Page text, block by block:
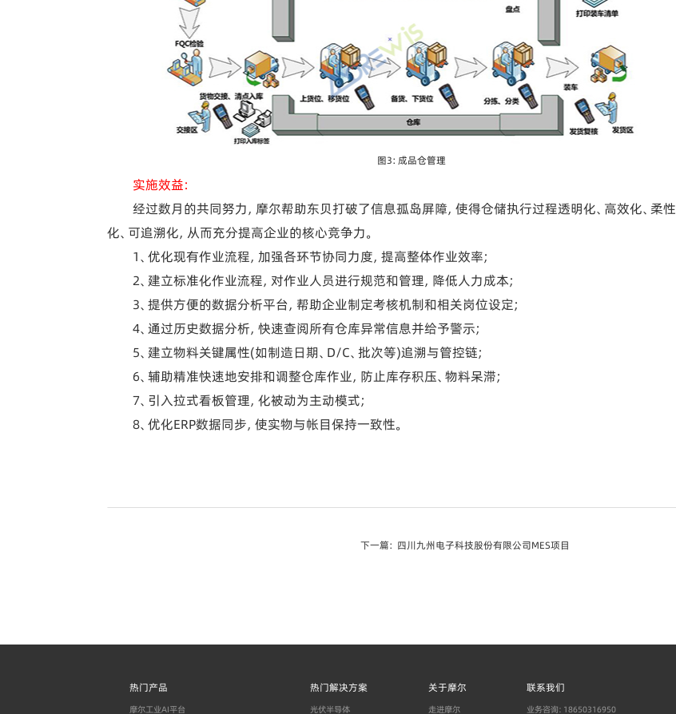
图3：成品仓管理
实施效益：
经过数月的共同努力，摩尔帮助东贝打破了信息孤岛屏障，使得仓储执行过程透明化、高效化、柔性
化、可追溯化，从而充分提高企业的核心竞争力。
1、优化现有作业流程，加强各环节协同力度，提高整体作业效率;
2、建立标准化作业流程，对作业人员进行规范和管理，降低人力成本;
3、提供方便的数据分析平台，帮助企业制定考核机制和相关岗位设定;
4、通过历史数据分析，快速查阅所有仓库异常信息并给予警示;
5、建立物料关键属性(如制造日期、D/C、批次等)追溯与管控链;
6、辅助精准快速地安排和调整仓库作业，防止库存积压、物料呆滞;
7、引入拉式看板管理，化被动为主动模式;
8、优化ERP数据同步，使实物与帐目保持一致性。
下一篇： 四川九州电子科技股份有限公司MES项目
热门产品
摩尔工业AI平台
热门解决方案
光伏半导体
关于摩尔
走进摩尔
联系我们
业务咨询：18650316950